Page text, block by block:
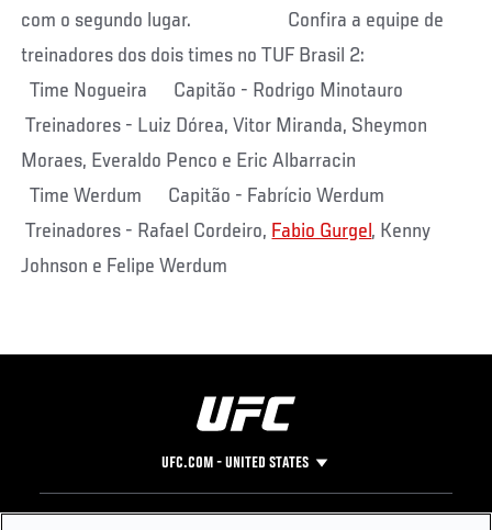
com o segundo lugar. Confira a equipe de
treinadores dos dois times no TUF Brasil 2:
Time Nogueira Capitão - Rodrigo Minotauro
Treinadores - Luiz Dórea, Vitor Miranda, Sheymon
Moraes, Everaldo Penco e Eric Albarracin
Time Werdum Capitão - Fabrício Werdum
Treinadores - Rafael Cordeiro, Fabio Gurgel , Kenny
Johnson e Felipe Werdum
UFC.COM - UNITED STATES